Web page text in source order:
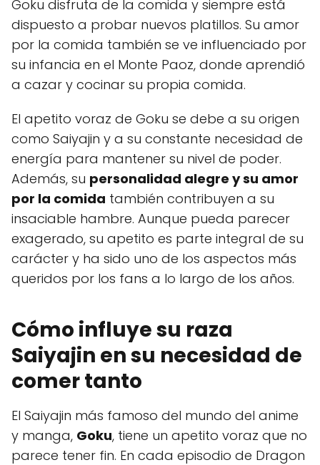
Goku disfruta de la comida y siempre está
dispuesto a probar nuevos platillos. Su amor
por la comida también se ve influenciado por
su infancia en el Monte Paoz, donde aprendió
a cazar y cocinar su propia comida.
El apetito voraz de Goku se debe a su origen
como Saiyajin y a su constante necesidad de
energía para mantener su nivel de poder.
Además, su personalidad alegre y su amor
por la comida también contribuyen a su
insaciable hambre. Aunque pueda parecer
exagerado, su apetito es parte integral de su
carácter y ha sido uno de los aspectos más
queridos por los fans a lo largo de los años.
Cómo influye su raza
Saiyajin en su necesidad de
comer tanto
El Saiyajin más famoso del mundo del anime
y manga, Goku, tiene un apetito voraz que no
parece tener fin. En cada episodio de Dragon